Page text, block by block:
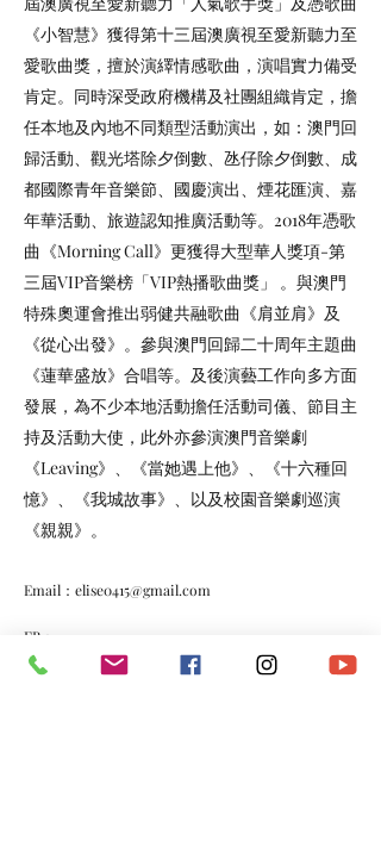
《小智慧》獲得第十三屆澳廣視至愛新聽力至
愛歌曲獎，擅於演繹情感歌曲，演唱實力備受
肯定。同時深受政府機構及社團組織肯定，擔
任本地及內地不同類型活動演出，如：澳門回
歸活動、觀光塔除夕倒數、氹仔除夕倒數、成
都國際青年音樂節、國慶演出、煙花匯演、嘉
年華活動、旅遊認知推廣活動等。2018年憑歌
曲《Morning Call》更獲得大型華人獎項-第
三屆VIP音樂榜「VIP熱播歌曲獎」 。與澳門
特殊奧運會推出弱健共融歌曲《肩並肩》及
《從心出發》。參與澳門回歸二十周年主題曲
《蓮華盛放》合唱等。及後演藝工作向多方面
發展，為不少本地活動擔任活動司儀、節目主
持及活動大使，此外亦參演澳門音樂劇
《Leaving》、《當她遇上他》、《十六種回
憶》、《我城故事》、以及校園音樂劇巡演
《親親》。
Email： elise0415@gmail.com
FB：
https://www.facebook.com/Elise.LeiHioWai/